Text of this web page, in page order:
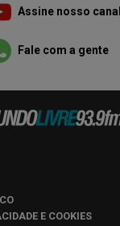
Assine nosso canal
Fale com a gente
E COOKIES